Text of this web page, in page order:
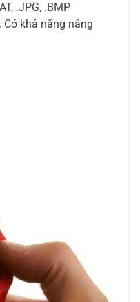
.JPG, .BMP
Có khả năng nâng